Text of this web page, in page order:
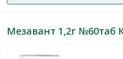
Мезавант 1,2г №60таб